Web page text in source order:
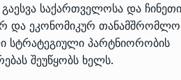
საქართველოსა და
და ეკონომიკურ
სტრატეგიული პარტნიორობის
შეუწყობს ხელს.
15
პრემიერ-მინისტრმა
ღარიბაშვილმა
რეაბილიტირებული